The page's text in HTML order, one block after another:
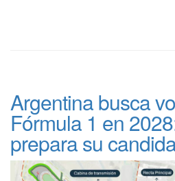
Argentina busca
Fórmula 1 en
prepara su